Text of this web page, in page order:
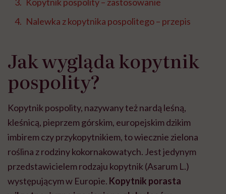
Nalewka z kopytnika pospolitego – przepis
Jak wygląda kopytnik
pospolity?
Kopytnik pospolity, nazywany też nardą leśną,
kleśnicą, pieprzem górskim, europejskim dzikim
imbirem czy przykopytnikiem, to wiecznie zielona
roślina z rodziny kokornakowatych. Jest jedynym
przedstawicielem rodzaju kopytnik (Asarum L.)
występującym w Europie. Kopytnik porasta